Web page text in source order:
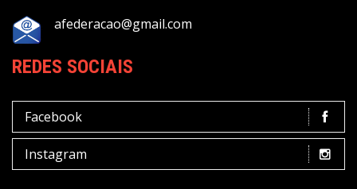
afederacao@gmail.com
REDES SOCIAIS
Facebook
Instagram